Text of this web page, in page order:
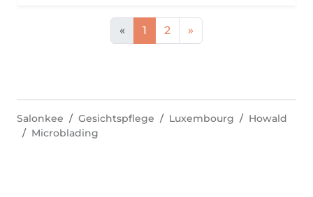
« 1 2 »
Salonkee Gesichtspflege Luxembourg
Howald
Microblading